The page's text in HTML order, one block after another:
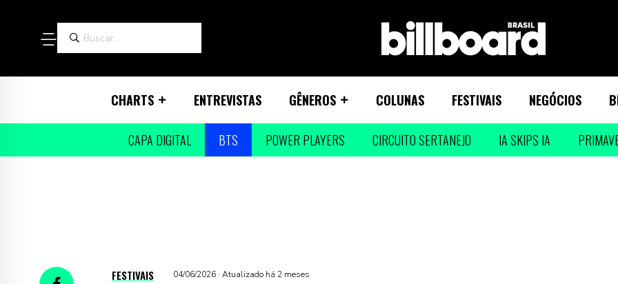
CHARTS ENTREVISTAS GÊNEROS COLUNAS FESTIVAIS NEGÓCIOS
CAPA DIGITAL BTS POWER PLAYERS CIRCUITO SERTANEJO IA SKIPS IA
FESTIVAIS 04/06/2026 · Atualizado há 2 meses